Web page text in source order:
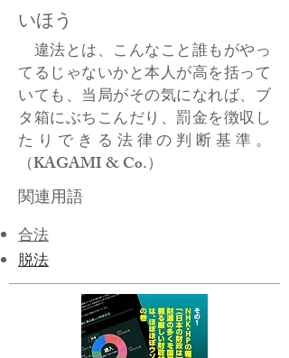
いほう
違法とは、こんなこと誰もがやっ
てるじゃないかと本人が高を括って
いても、当局がその気になれば、ブ
タ箱にぶちこんだり、罰金を徴収し
たりできる法律の判断基準。
（KAGAMI & Co.）
関連用語
合法
脱法